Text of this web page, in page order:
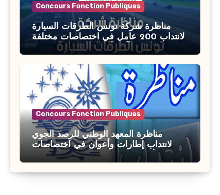
Concours Fonction Publiques
مناظرة شركة تونس الطرقات السيارة
لانتداب 200 عامل في اختصاصات مختلفة
آخر أجل : 21 جويلية 2026
Concours Fonction Publiques
مناظرة المعهد الوطني للرصد الجوي
لانتداب إطارات وأعوان في اختصاصات
مختلفة : أخر اجل للترشح 27 جويلية 2026